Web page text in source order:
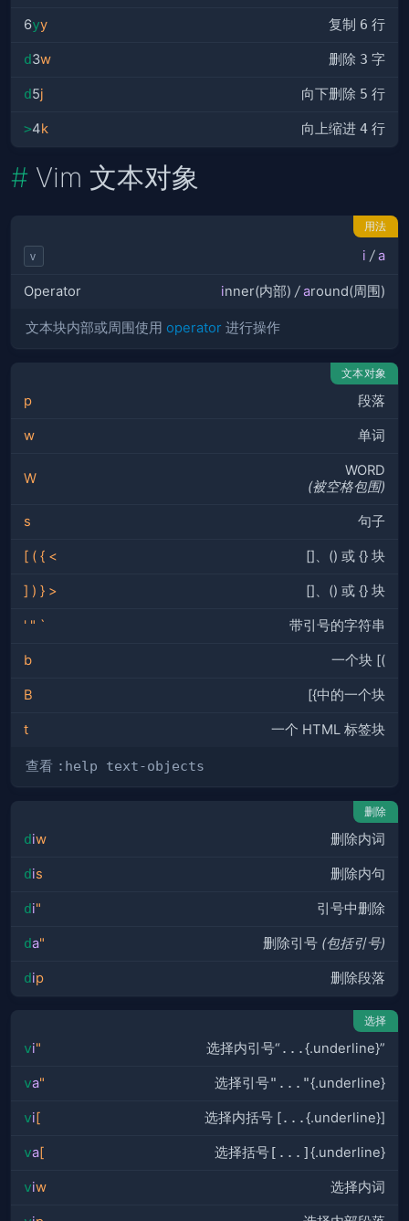
6yy 复制 6 行
d3w 删除 3 字
d5j 向下删除 5 行
>4k 向上缩进 4 行
Vim 文本对象
用法
v i / a
Operator inner(内部) / around(周围)
文本块内部或周围使用 operator 进行操作
文本对象
p 段落
w 单词
W
WORD
(被空格包围)
s 句子
[ ( { < []、() 或 {} 块
] ) } > []、() 或 {} 块
' " ` 带引号的字符串
b 一个块 [(
B [{中的一个块
t 一个 HTML 标签块
查看 :help text-objects
删除
diw 删除内词
dis 删除内句
di" 引号中删除
da" 删除引号 (包括引号)
dip 删除段落
选择
vi" 选择内引号“...{.underline}”
va" 选择引号"..."{.underline}
vi [ 选择内括号 [...{.underline}]
va[ 选择括号[...]{.underline}
viw 选择内词